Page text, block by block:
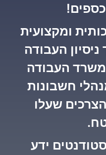
ומקצועית
העבודה
העבודה
חשבונות
שעלו
ידע